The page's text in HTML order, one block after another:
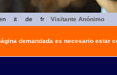
fr
de
it
Visitante Anónimo
demandada es necesario estar